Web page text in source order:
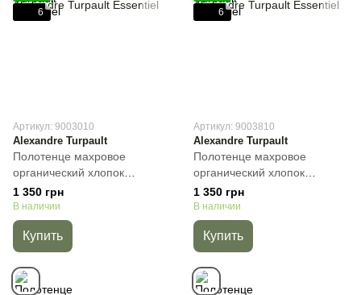
6
Артикул: 9003010
Alexandre Turpault
Полотенце махровое
органический хлопок
Alexandre Turpault Essentiel,
Бежевый, 40х60 см,
Гостевое
1 350 грн
В наличии
Купить
6
Артикул: 9003810
Alexandre Turpault
Полотенце махровое
органический хлопок
Alexandre Turpault Essentiel,
Зелёный, 40х60 см,
Гостевое
1 350 грн
В наличии
Купить